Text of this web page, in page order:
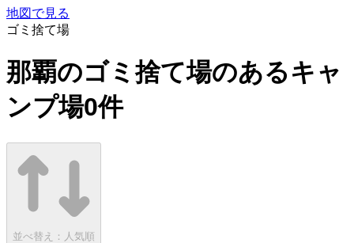
地図で見る
ゴミ捨て場
那覇のゴミ捨て場のあるキャ
ンプ場0件
並べ替え： 人気順